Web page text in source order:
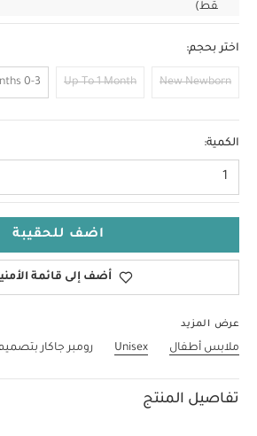
قط)
اختر بحجم:
New Newborn
Up To 1 Month
0-3 Months
الكمية:
1
اضف للحقيبة
أضف إلى قائمة
عرض المزيد
ملابس أطفال Unisex رومبر جاكار
تفاصيل المنتج